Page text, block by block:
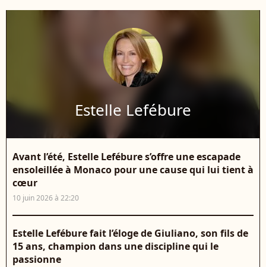
Estelle Lefébure
Avant l’été, Estelle Lefébure s’offre une escapade
ensoleillée à Monaco pour une cause qui lui tient à
cœur
10 juin 2026 à 22:20
Estelle Lefébure fait l’éloge de Giuliano, son fils de
15 ans, champion dans une discipline qui le
passionne